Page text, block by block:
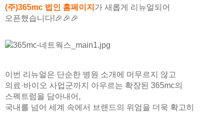
(주)365mc 법인 홈페이지 가 새롭게 리뉴얼되어
오픈했습니다!🎉🎉🎉
이번 리뉴얼은 단순한 병원 소개에 머무르지 않고
의료·바이오 사업군까지 아우르는 확장된 365mc의
스펙트럼을 담아내어,
국내를 넘어 세계 속에서 브랜드의 위엄을 더욱 확고히